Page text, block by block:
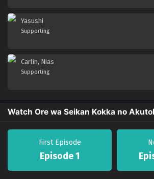
Yasushi
Supporting
Carlin, Nias
Supporting
Watch Ore wa Seikan Kokka no
First Episode
Episode 1